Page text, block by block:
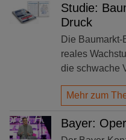
Studie:
Druck
Die
reales
die schwache
Mehr zum
Bayer: